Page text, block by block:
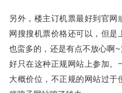
另外，楼主订机票最好到官网
网搜搜机票价格还可以，但是
也蛮多的，还是有点不放心啊
好只在这种正规网站上参加。
大概价位，不正规的网站过于